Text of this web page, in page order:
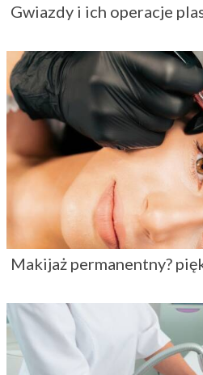
Gwiazdy i ich operacje
Makijaż permanentny?